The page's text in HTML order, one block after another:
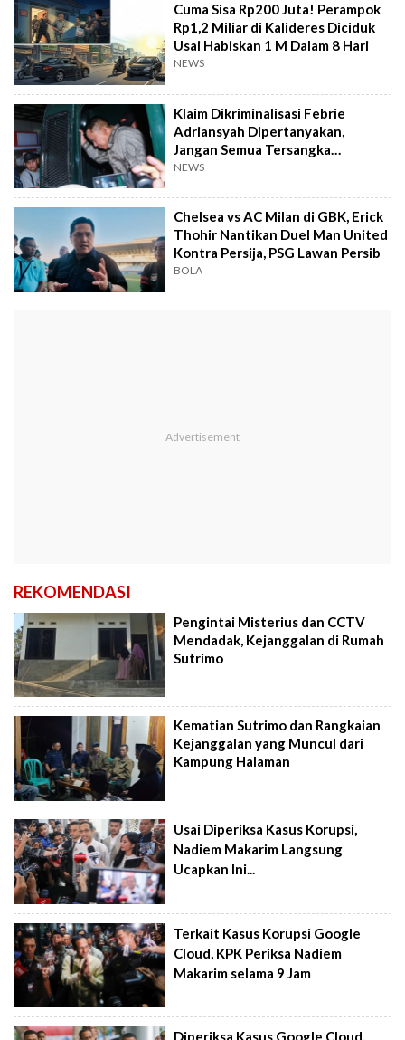
Cuma Sisa Rp200 Juta! Perampok
Rp1,2 Miliar di Kalideres Diciduk
Usai Habiskan 1 M Dalam 8 Hari
NEWS
Klaim Dikriminalisasi Febrie
Adriansyah Dipertanyakan,
Jangan Semua Tersangka
Mengaku Jadi Korban
NEWS
Chelsea vs AC Milan di GBK, Erick
Thohir Nantikan Duel Man United
Kontra Persija, PSG Lawan Persib
BOLA
REKOMENDASI
Pengintai Misterius dan CCTV
Mendadak, Kejanggalan di Rumah
Sutrimo
Kematian Sutrimo dan Rangkaian
Kejanggalan yang Muncul dari
Kampung Halaman
Usai Diperiksa Kasus Korupsi,
Nadiem Makarim Langsung
Ucapkan Ini...
Terkait Kasus Korupsi Google
Cloud, KPK Periksa Nadiem
Makarim selama 9 Jam
Diperiksa Kasus Google Cloud,